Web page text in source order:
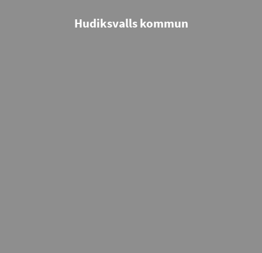
Hudiksvalls kommun